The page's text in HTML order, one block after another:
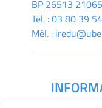
BP 26513
Tél. :03 80 39
Mél. :